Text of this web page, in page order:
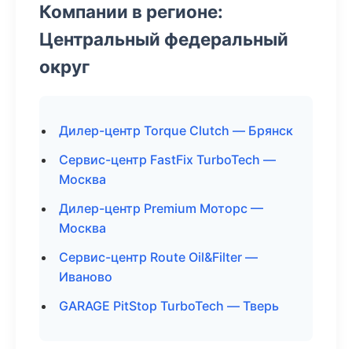
Компании в регионе:
Центральный федеральный
округ
Дилер-центр Torque Clutch — Брянск
Сервис-центр FastFix TurboTech —
Москва
Дилер-центр Premium Моторс —
Москва
Сервис-центр Route Oil&Filter —
Иваново
GARAGE PitStop TurboTech — Тверь